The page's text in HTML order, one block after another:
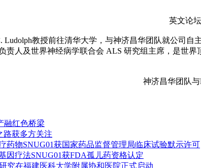
英文论
Ludolph教授前往清华大学，与神济昌华团队就公司
责人及世界神经病学联合会 ALS 研究组主席，是世
神济昌华团队
融红色桥梁
路获多方关注
药物SNUG01获国家药品监督管理局临床试验默示许可
因疗法SNUG01获FDA孤儿药资格认定
究在福建医科大学附属协和医院正式启动